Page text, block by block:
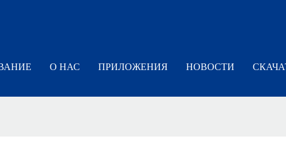
О НАС ПРИЛОЖЕНИЯ НОВОСТИ